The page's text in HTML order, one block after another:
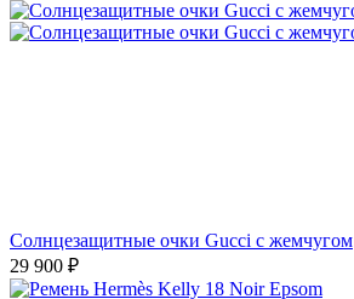
Солнцезащитные очки Gucci с жемчугом
29 900 ₽